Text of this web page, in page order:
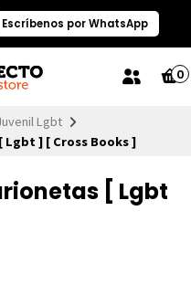
Escríbenos por WhatsApp
0
Lgbt
Lgbt ] [ Cross Books ]
[ Lgbt